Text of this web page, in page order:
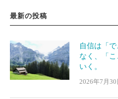
最新の投稿
自信は「
なく、「
いく。
2026年7月30